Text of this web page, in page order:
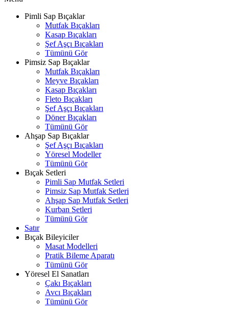
Pimli Sap Bıçaklar
Mutfak Bıçakları
Kasap Bıçakları
Şef Aşçı Bıçakları
Tümünü Gör
Pimsiz Sap Bıçaklar
Mutfak Bıçakları
Meyve Bıçakları
Kasap Bıçakları
Fleto Bıçakları
Şef Aşçı Bıçakları
Döner Bıçakları
Tümünü Gör
Ahşap Sap Bıçaklar
Şef Aşçı Bıçakları
Yöresel Modeller
Tümünü Gör
Bıçak Setleri
Pimli Sap Mutfak Setleri
Pimsiz Sap Mutfak Setleri
Ahşap Sap Mutfak Setleri
Kurban Setleri
Tümünü Gör
Satır
Bıçak Bileyiciler
Masat Modelleri
Pratik Bileme Aparatı
Tümünü Gör
Yöresel El Sanatları
Çakı Bıçakları
Avcı Bıçakları
Tümünü Gör